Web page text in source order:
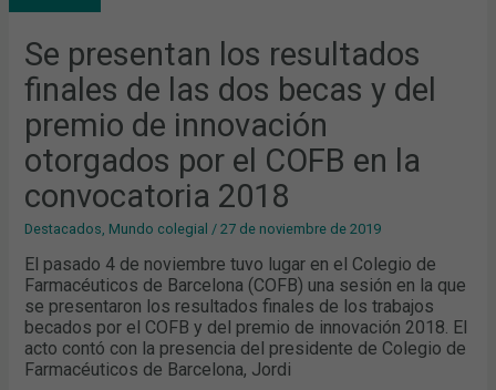
Se presentan los resultados
finales de las dos becas y del
premio de innovación
otorgados por el COFB en la
convocatoria 2018
Destacados, Mundo colegial /27 de noviembre de 2019
El pasado 4 de noviembre tuvo lugar en el Colegio de
Farmacéuticos de Barcelona (COFB) una sesión en la que
se presentaron los resultados finales de los trabajos
becados por el COFB y del premio de innovación 2018. El
acto contó con la presencia del presidente de Colegio de
Farmacéuticos de Barcelona, Jordi
LAS
Y
DEL
PREMIO
DE
INNOVACIÓN
OTORGADOS
POR
EL
COFB
LA
CONVOCATORIA
2018